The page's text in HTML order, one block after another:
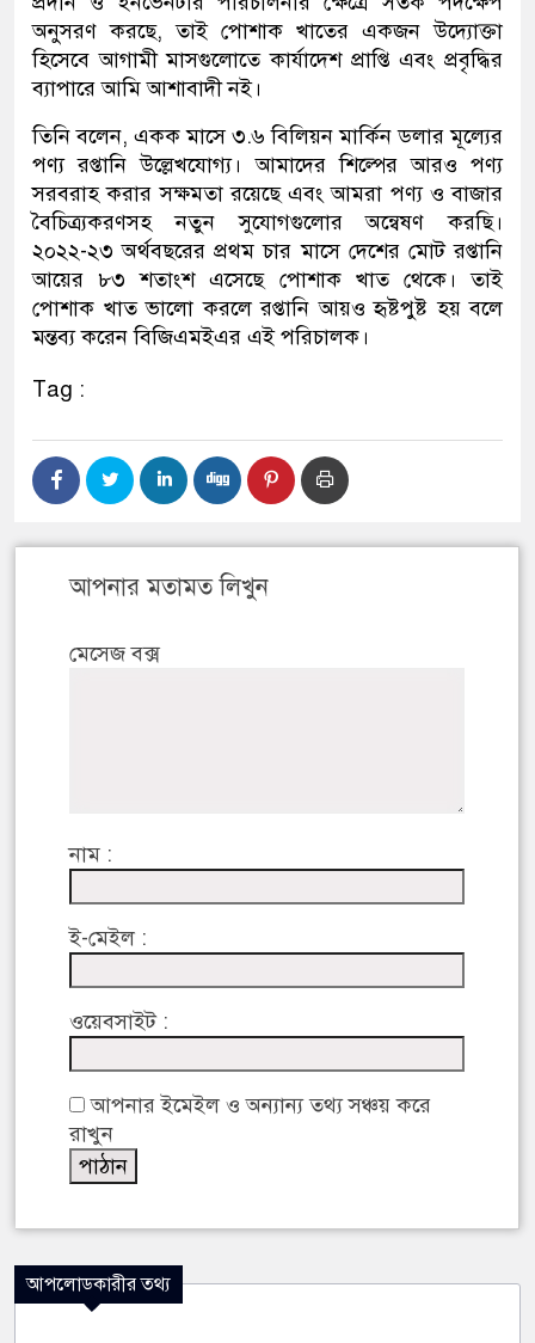
অনুসরণ করছে, তাই পোশাক খাতের একজন উদ্যোক্তা
হিসেবে আগামী মাসগুলোতে কার্যাদেশ প্রাপ্তি এবং প্রবৃদ্ধির
ব্যাপারে আমি আশাবাদী নই।
তিনি বলেন, একক মাসে ৩.৬ বিলিয়ন মার্কিন ডলার মূল্যের
পণ্য রপ্তানি উল্লেখযোগ্য। আমাদের শিল্পের আরও পণ্য
সরবরাহ করার সক্ষমতা রয়েছে এবং আমরা পণ্য ও বাজার
বৈচিত্র্যকরণসহ নতুন সুযোগগুলোর অন্বেষণ করছি।
২০২২-২৩ অর্থবছরের প্রথম চার মাসে দেশের মোট রপ্তানি
আয়ের ৮৩ শতাংশ এসেছে পোশাক খাত থেকে। তাই
পোশাক খাত ভালো করলে রপ্তানি আয়ও হৃষ্টপুষ্ট হয় বলে
মন্তব্য করেন বিজিএমইএর এই পরিচালক।
Tag :
আপনার মতামত লিখুন
মেসেজ বক্স
নাম :
ই-মেইল :
ওয়েবসাইট :
আপনার ইমেইল ও অন্যান্য তথ্য সঞ্চয় করে
রাখুন
আপলোডকারীর তথ্য